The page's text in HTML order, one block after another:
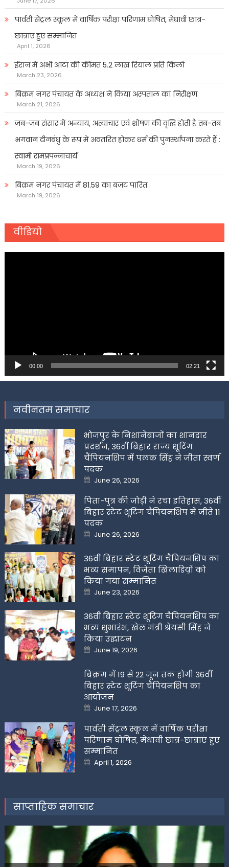
पार्वती सेंट्रल स्कूल में वार्षिक परीक्षा परिणाम घोषित, मेधावी छात्र-
छात्राएं हुए सम्मानित
April 1, 2026
ईरान में अभी आटा की कीमत 5.2 लाख रियाल प्रति किलो
March 23, 2026
बिक्रम नगर पंचायत के अध्यक्ष ने किया अस्पताल का निरीक्षण
March 21, 2026
जब-जब संसार में अन्याय, अत्याचार एवं शोषण की वृद्धि होती है तब-तब
भगवान दीनबंधु के रूप में अवतरित होकर धर्म की पुनर्स्थापना करते हैं :
स्वामी रामप्रपन्नाचार्य
March 19, 2026
बिक्रम नगर पंचायत में 81.59 का बजट पारित
March 19, 2026
वीडियो
00:00 02:21
नवीनतम समाचार
भोजपुर के निशानेबाजों का शानदार
प्रदर्शन, 36वीं बिहार राज्य शूटिंग
चैंपियनशिप में पलक सिंह ने जीता स्वर्ण
पदक
Posted
on
June 26, 2026
पिता-पुत्र की जोड़ी ने रचा इतिहास, 36वीं
बिहार स्टेट शूटिंग चैंपियनशिप में जीते 11
पदक
Posted
on
June 26, 2026
36वीं बिहार स्टेट शूटिंग चैंपियनशिप का
भव्य समापन, विजेता खिलाडिय़ों को
किया गया सम्मानित
Posted
on
June 23, 2026
36वीं बिहार स्टेट शूटिंग चैंपियनशिप का
भव्य शुभारंभ, खेल मंत्री श्रेयसी सिंह ने
किया उद्घाटन
Posted
on
June 19, 2026
बिक्रम में 19 से 22 जून तक होगी 36वीं
बिहार स्टेट शूटिंग चैंपियनशिप का
आयोजन
Posted
on
June 17, 2026
पार्वती सेंट्रल स्कूल में वार्षिक परीक्षा
परिणाम घोषित, मेधावी छात्र-छात्राएं हुए
सम्मानित
Posted
on
April 1, 2026
साप्ताहिक समाचार